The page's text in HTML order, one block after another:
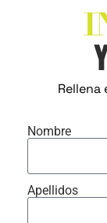
Nombre
Apellidos